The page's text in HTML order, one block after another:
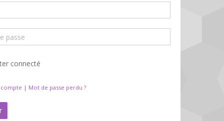
connecté
| Mot de passe perdu ?